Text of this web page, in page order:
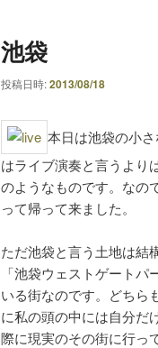
池袋
投稿日時:2013/08/18
本日は池袋の小
はライブ演奏と言うより
のようなものです。なの
って帰って来ました。
ただ池袋と言う土地は結
「池袋ウェストゲート
いる街なのです。どちら
に私の頭の中には自分だ
際に現実のその街に行っ